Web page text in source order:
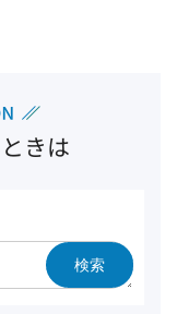
きは
検索